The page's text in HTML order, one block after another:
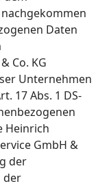
Daten
Co. KG
Unternehmen
17 Abs. 1 DS-
Heinrich
GmbH &
der
der